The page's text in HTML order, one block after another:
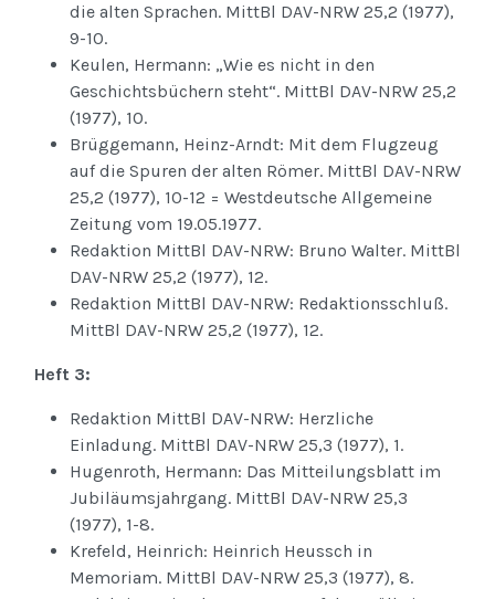
die alten Sprachen. MittBl DAV-NRW 25,2 (1977),
9-10.
Keulen, Hermann: „Wie es nicht in den
Geschichtsbüchern steht“. MittBl DAV-NRW 25,2
(1977), 10.
Brüggemann, Heinz-Arndt: Mit dem Flugzeug
auf die Spuren der alten Römer. MittBl DAV-NRW
25,2 (1977), 10-12 = Westdeutsche Allgemeine
Zeitung vom 19.05.1977.
Redaktion MittBl DAV-NRW: Bruno Walter. MittBl
DAV-NRW 25,2 (1977), 12.
Redaktion MittBl DAV-NRW: Redaktionsschluß.
MittBl DAV-NRW 25,2 (1977), 12.
Heft 3:
Redaktion MittBl DAV-NRW: Herzliche
Einladung. MittBl DAV-NRW 25,3 (1977), 1.
Hugenroth, Hermann: Das Mitteilungsblatt im
Jubiläumsjahrgang. MittBl DAV-NRW 25,3
(1977), 1-8.
Krefeld, Heinrich: Heinrich Heussch in
Memoriam. MittBl DAV-NRW 25,3 (1977), 8.